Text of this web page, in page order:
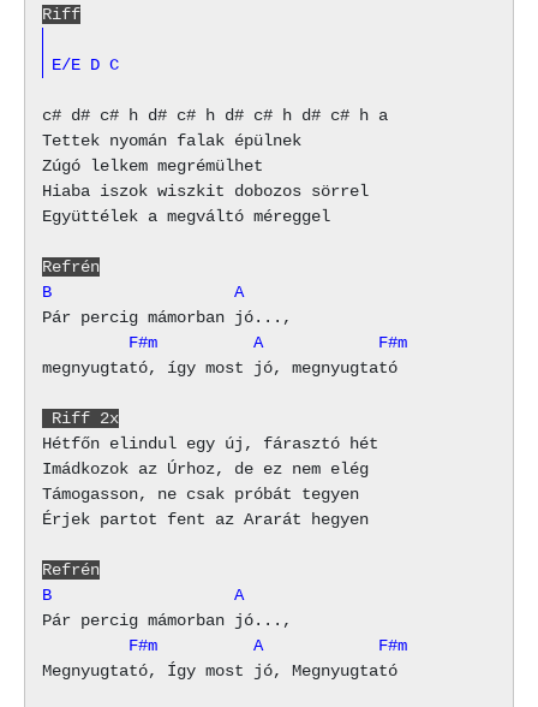
Riff
E/E D C
c# d# c# h d# c# h d# c# h d# c# h a
Tettek nyomán falak épülnek
Zúgó lelkem megrémülhet
Hiaba iszok wiszkit dobozos sörrel
Együttélek a megváltó méreggel
Refrén
B                   A
         F#m          A            F#m
megnyugtató, így most jó, megnyugtató
Riff 2x
Hétfőn elindul egy új, fárasztó hét
Imádkozok az Úrhoz, de ez nem elég
Támogasson, ne csak próbát tegyen
Érjek partot fent az Ararát hegyen
Refrén
B                   A
         F#m          A            F#m
Megnyugtató, Így most jó, Megnyugtató